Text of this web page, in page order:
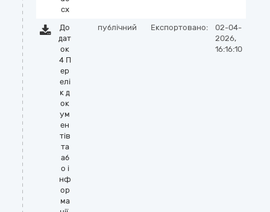
cx
До
дат
ок
4 П
ер
елі
к д
ок
ум
ен
тів
та
аб
о і
нф
ор
ма
публічний Експортовано:
02-04-
2026,
16:16:10